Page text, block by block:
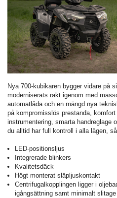
Nya 700-kubikaren bygger vidare på
moderniserats rakt igenom med
automatlåda och en mängd nya
på kompromisslös prestanda,
instrumentering, smarta handreglage
du alltid har full kontroll i alla lägen,
LED-positionsljus
Integrerade blinkers
Kvalitetsdäck
Högt monterat släpljuskontakt
Centrifugalkopplingen ligger i
igångsättning samt minimalt